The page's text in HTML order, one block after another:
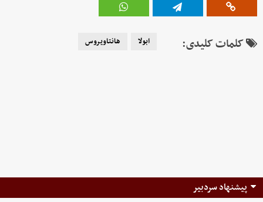
کلمات کلیدی: ابولا هانتاویروس
پیشنهاد سردبیر